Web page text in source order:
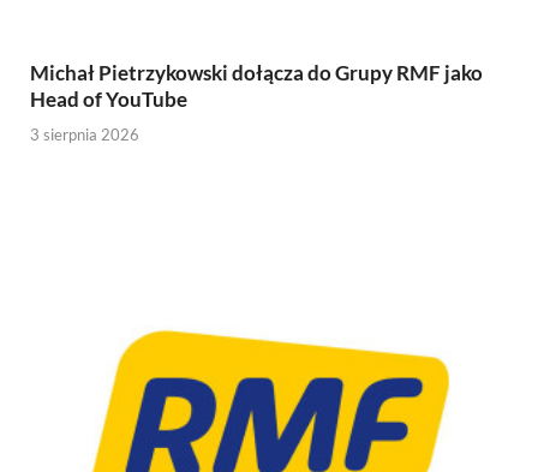
Michał Pietrzykowski dołącza do Grupy RMF jako
Head of YouTube
3 sierpnia 2026